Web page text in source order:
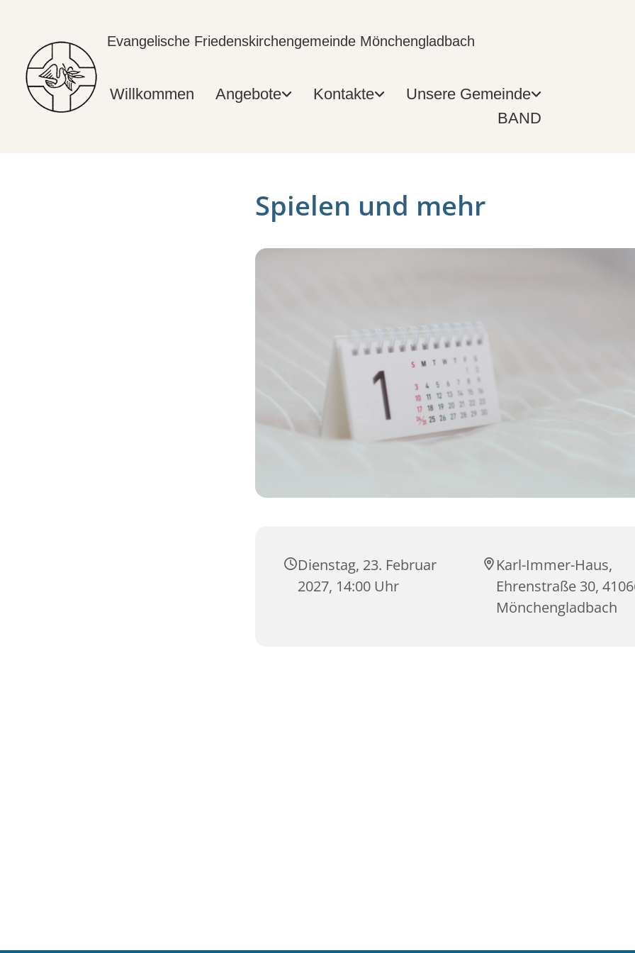
Evangelische Friedenskirchengemeinde Mönchengladbach
Willkommen Angebote Kontakte
Unsere Gemeinde
BAND
Spielen und mehr
Dienstag, 23. Februar
2027, 14:00 Uhr
Karl-Immer-Haus,
Ehrenstraße 30,
Mönchengladbach